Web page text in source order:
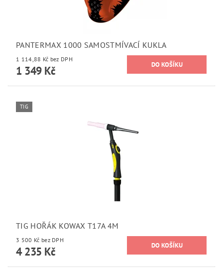
PANTERMAX 1000 SAMOSTMÍVACÍ KUKLA
1 114,88 Kč bez DPH
1 349 Kč
TIG
TIG HOŘÁK KOWAX T17A 4M
3 500 Kč bez DPH
4 235 Kč